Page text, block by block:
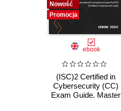
Nowość
Promocja
ebook
(ISC)2 Certified in
Cybersecurity (CC)
Exam Guide. Master